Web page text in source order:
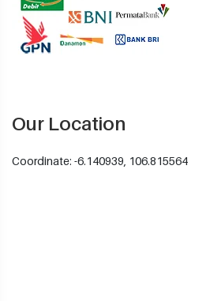
Our Location
Coordinate: -6.140939, 106.815564